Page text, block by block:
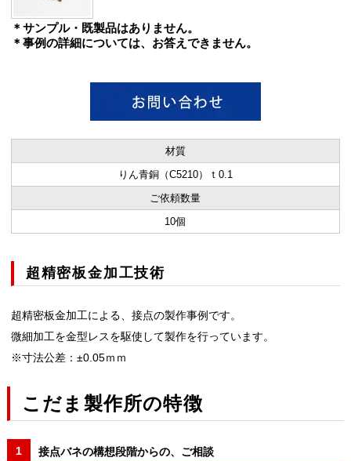
＊サンプル・既製品はありません。
＊事例の詳細については、お答えできません。
材質
りん青銅（C5210）ｔ0.1
ご依頼数量
10個
超精密板金加工技術
超精密板金加工による、接点の製作事例です。
微細加工を金型レスを駆使して製作を行っています。
※寸法公差：±0.05ｍｍ
こだま製作所の特徴
接点バネの構想段階からの、ご相談